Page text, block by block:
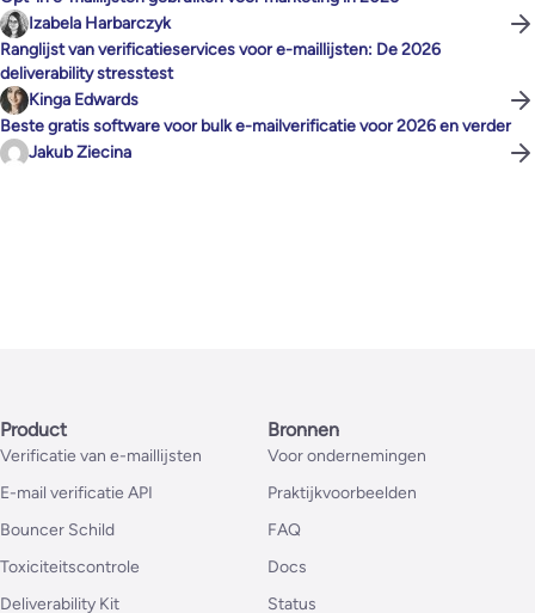
Izabela Harbarczyk
Ranglijst van verificatieservices voor e-maillijsten: De 2026
deliverability stresstest
Kinga Edwards
Beste gratis software voor bulk e-mailverificatie voor 2026 en verder
Jakub Ziecina
Product
Verificatie van e-maillijsten
E-mail verificatie API
Bouncer Schild
Toxiciteitscontrole
Deliverability Kit
Bronnen
Voor ondernemingen
Praktijkvoorbeelden
FAQ
Docs
Status